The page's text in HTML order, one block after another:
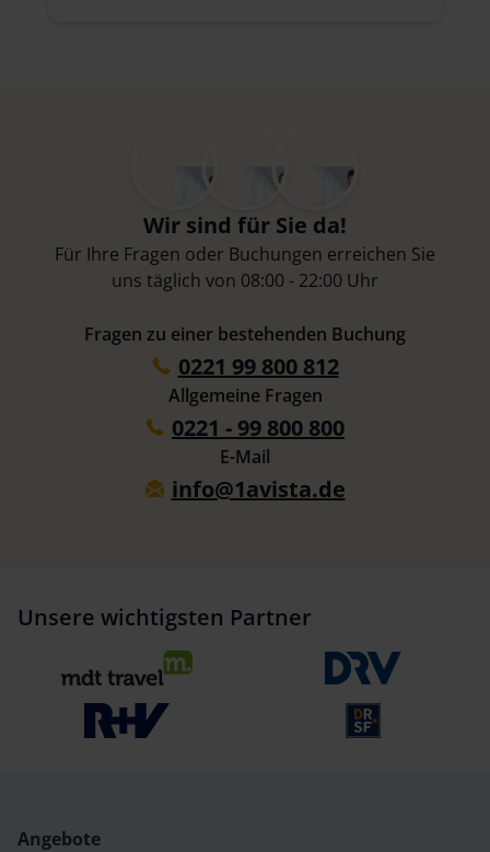
Wir sind für Sie da!
Für Ihre Fragen oder Buchungen erreichen Sie
uns täglich von 08:00 - 22:00 Uhr
Fragen zu einer bestehenden Buchung
0221 99 800 812
Allgemeine Fragen
0221 - 99 800 800
E-Mail
info@1avista.de
Unsere wichtigsten Partner
Angebote